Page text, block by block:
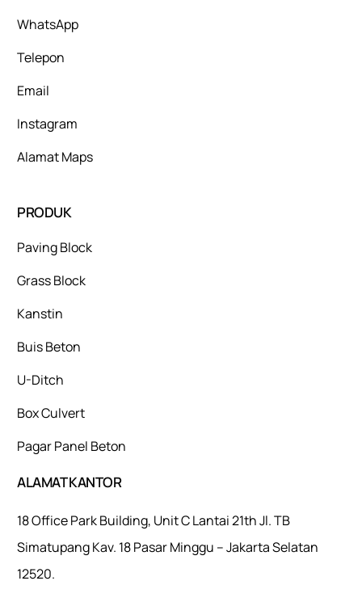
WhatsApp
Telepon
Email
Instagram
Alamat Maps
PRODUK
Paving Block
Grass Block
Kanstin
Buis Beton
U-Ditch
Box Culvert
Pagar Panel Beton
ALAMAT KANTOR
18 Office Park Building, Unit C Lantai 21th Jl. TB
Simatupang Kav. 18 Pasar Minggu – Jakarta Selatan
12520.